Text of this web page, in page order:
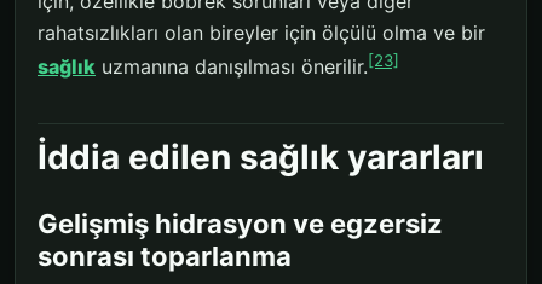
rahatsızlıkları olan bireyler için ölçülü olma ve bir
sağlık uzmanına danışılması önerilir.[23]
İddia edilen sağlık yararları
Gelişmiş hidrasyon ve egzersiz
sonrası toparlanma